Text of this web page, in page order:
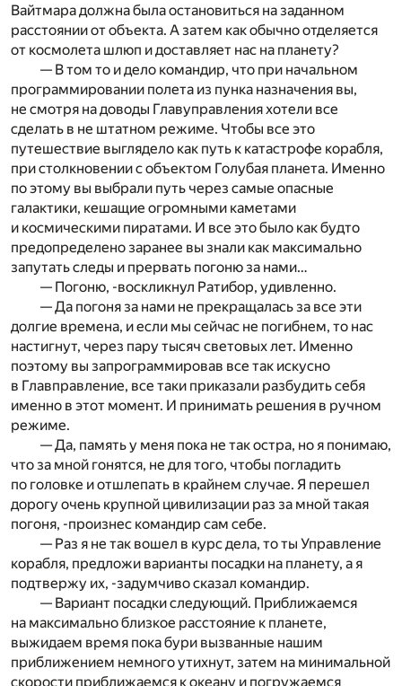
Вайтмара должна была остановиться на заданном
расстоянии от объекта. А затем как обычно отделяется
от космолета шлюп и доставляет нас на планету?
— В том то и дело командир, что при начальном
программировании полета из пунка назначения вы,
не смотря на доводы Главуправления хотели все
сделать в не штатном режиме. Чтобы все это
путешествие выглядело как путь к катастрофе корабля,
при столкновении с объектом Голубая планета. Именно
по этому вы выбрали путь через самые опасные
галактики, кешащие огромными каметами
и космическими пиратами. И все это было как будто
предопределено заранее вы знали как максимально
запутать следы и прервать погоню за нами…
— Погоню, -воскликнул Ратибор, удивленно.
— Да погоня за нами не прекращалась за все эти
долгие времена, и если мы сейчас не погибнем, то нас
настигнут, через пару тысяч световых лет. Именно
поэтому вы запрограммировав все так искусно
в Главправление, все таки приказали разбудить себя
именно в этот момент. И принимать решения в ручном
режиме.
— Да, память у меня пока не так остра, но я понимаю,
что за мной гонятся, не для того, чтобы погладить
по головке и отшлепать в крайнем случае. Я перешел
дорогу очень крупной цивилизации раз за мной такая
погоня, -произнес командир сам себе.
— Раз я не так вошел в курс дела, то ты Управление
корабля, предложи варианты посадки на планету, а я
подтвержу их, -задумчиво сказал командир.
— Вариант посадки следующий. Приближаемся
на максимально близкое расстояние к планете,
выжидаем время пока бури вызванные нашим
приближением немного утихнут, затем на минимальной
скорости приближаемся к океану и погружаемся